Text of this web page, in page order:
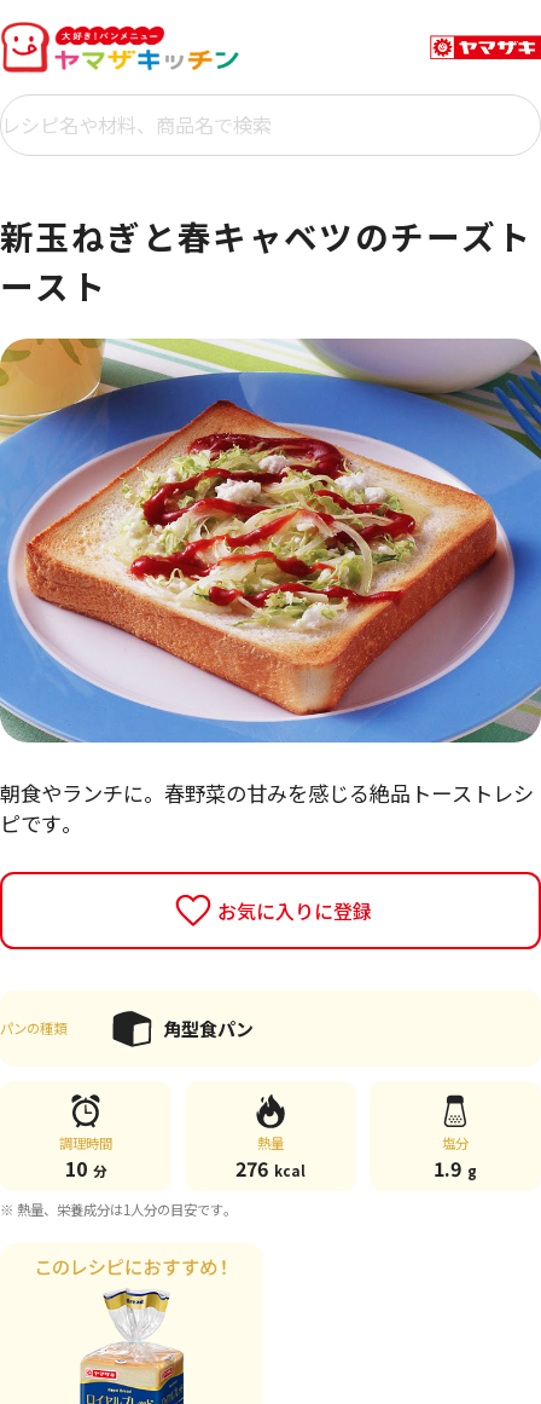
新玉ねぎと春キャベツのチーズト
ースト
朝食やランチに。春野菜の甘みを感じる絶品トーストレシ
ピです。
お気に入りに登録
パンの種類 角型食パン
調理時間
10 分
熱量
276 kcal
塩分
1.9 g
※ 熱量、栄養成分は1人分の目安です。